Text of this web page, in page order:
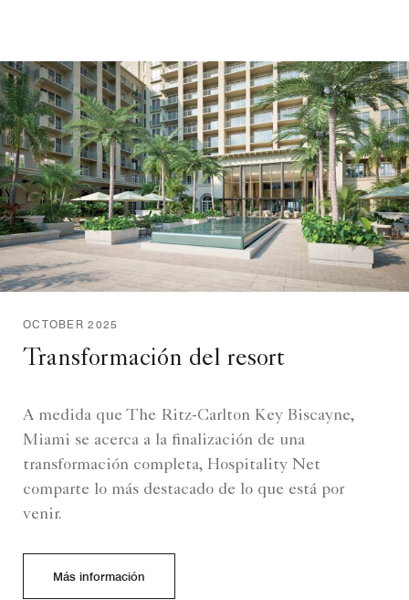
OCTOBER 2025
Transformación del resort
A medida que The Ritz-Carlton Key Biscayne,
Miami se acerca a la finalización de una
transformación completa, Hospitality Net
comparte lo más destacado de lo que está por
venir.
Más información